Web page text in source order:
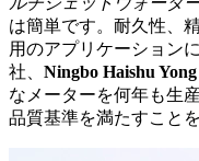
は簡単です。耐久性、
用のアプリケーション
社、 Ningbo Haishu
なメーターを何年も生
品質基準を満たすこと